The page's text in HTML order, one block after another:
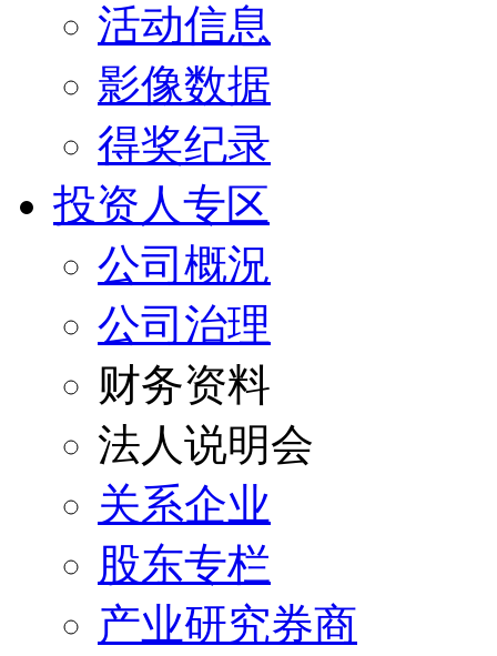
活动信息
影像数据
得奖纪录
投资人专区
公司概況
公司治理
财务资料
法人说明会
关系企业
股东专栏
产业研究券商